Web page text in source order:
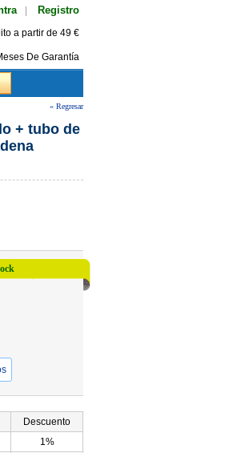
Registro
a partir de 49 €
De Garantía
« Regresar
+ tubo de
Descuento
1%